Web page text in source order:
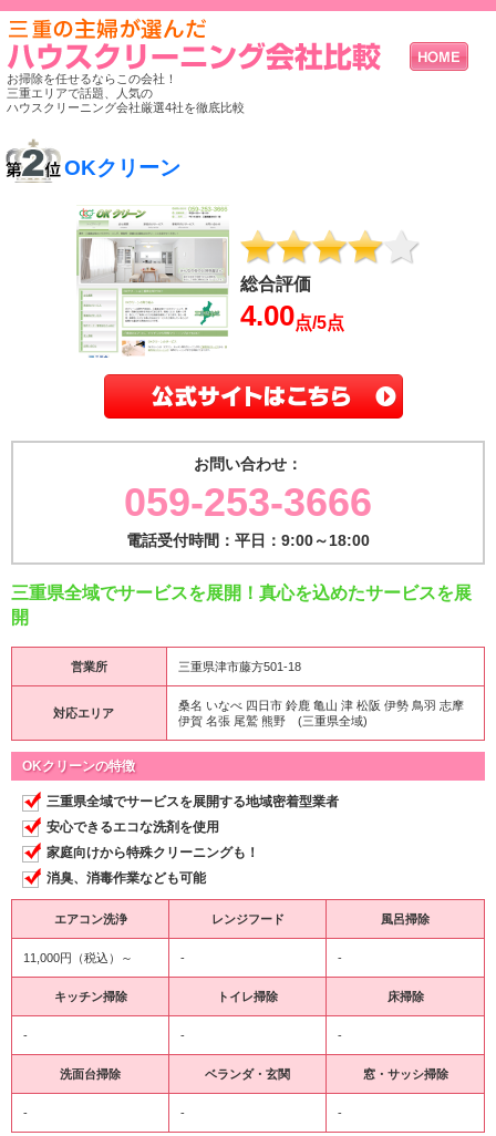
お掃除を任せるならこの会社！
三重エリアで話題、人気の
ハウスクリーニング会社厳選4社を徹底比較
OKクリーン
総合評価
4.00点/5点
お問い合わせ：
059-253-3666
電話受付時間：平日：9:00～18:00
三重県全域でサービスを展開！真心を込めたサービスを展
開
営業所 三重県津市藤方501-18
対応エリア
桑名 いなべ 四日市 鈴鹿 亀山 津 松阪 伊勢 鳥羽 志摩
伊賀 名張 尾鷲 熊野 (三重県全域)
OKクリーンの特徴
三重県全域でサービスを展開する地域密着型業者
安心できるエコな洗剤を使用
家庭向けから特殊クリーニングも！
消臭、消毒作業なども可能
エアコン洗浄 レンジフード 風呂掃除
11,000円（税込）～ - -
キッチン掃除 トイレ掃除 床掃除
- - -
洗面台掃除 ベランダ・玄関 窓・サッシ掃除
- - -